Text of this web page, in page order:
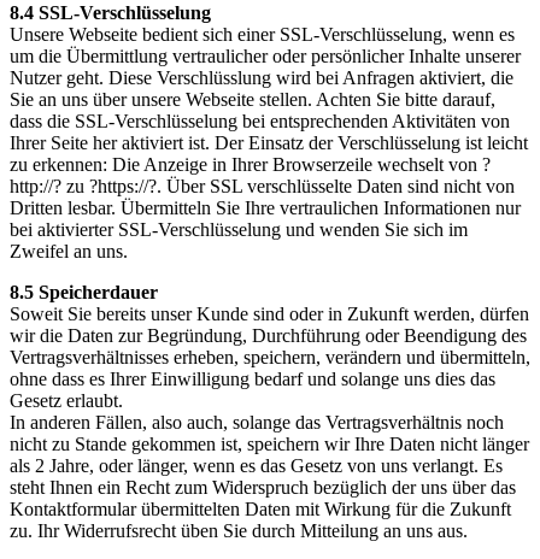
8.4 SSL-Verschlüsselung
Unsere Webseite bedient sich einer SSL-Verschlüsselung, wenn es
um die Übermittlung vertraulicher oder persönlicher Inhalte unserer
Nutzer geht. Diese Verschlüsslung wird bei Anfragen aktiviert, die
Sie an uns über unsere Webseite stellen. Achten Sie bitte darauf,
dass die SSL-Verschlüsselung bei entsprechenden Aktivitäten von
Ihrer Seite her aktiviert ist. Der Einsatz der Verschlüsselung ist leicht
zu erkennen: Die Anzeige in Ihrer Browserzeile wechselt von ?
http://? zu ?https://?. Über SSL verschlüsselte Daten sind nicht von
Dritten lesbar. Übermitteln Sie Ihre vertraulichen Informationen nur
bei aktivierter SSL-Verschlüsselung und wenden Sie sich im
Zweifel an uns.
8.5 Speicherdauer
Soweit Sie bereits unser Kunde sind oder in Zukunft werden, dürfen
wir die Daten zur Begründung, Durchführung oder Beendigung des
Vertragsverhältnisses erheben, speichern, verändern und übermitteln,
ohne dass es Ihrer Einwilligung bedarf und solange uns dies das
Gesetz erlaubt.
In anderen Fällen, also auch, solange das Vertragsverhältnis noch
nicht zu Stande gekommen ist, speichern wir Ihre Daten nicht länger
als 2 Jahre, oder länger, wenn es das Gesetz von uns verlangt. Es
steht Ihnen ein Recht zum Widerspruch bezüglich der uns über das
Kontaktformular übermittelten Daten mit Wirkung für die Zukunft
zu. Ihr Widerrufsrecht üben Sie durch Mitteilung an uns aus.